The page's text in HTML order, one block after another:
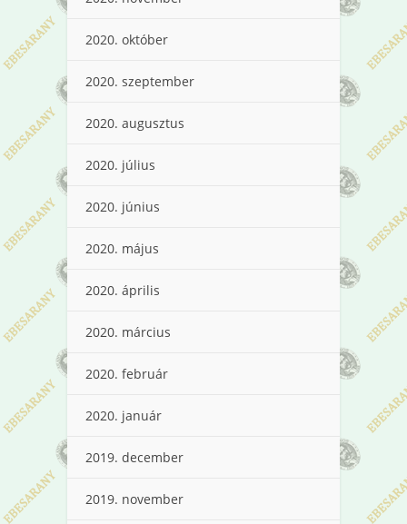
2020. október
2020. szeptember
2020. augusztus
2020. július
2020. június
2020. május
2020. április
2020. március
2020. február
2020. január
2019. december
2019. november